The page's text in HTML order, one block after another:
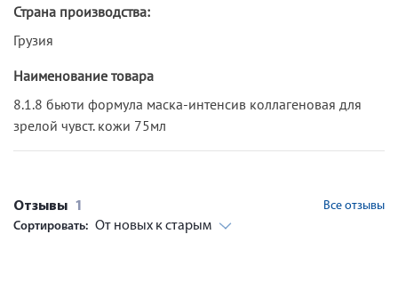
Страна производства:
Грузия
Наименование товара
8.1.8 бьюти формула маска-интенсив коллагеновая для
зрелой чувст. кожи 75мл
Отзывы 1
Все отзывы
Сортировать: От новых к старым